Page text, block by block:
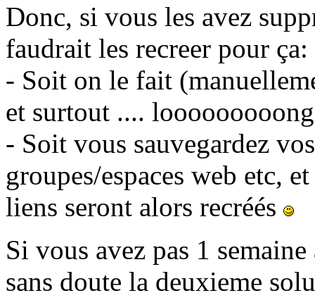
Donc, si vous les avez
faudrait les recreer pour ça:
- Soit on le fait
et surtout ....
- Soit vous sauvegardez
groupes/espaces web etc,
liens seront alors recréés
Si vous avez pas 1
sans doute la deuxieme